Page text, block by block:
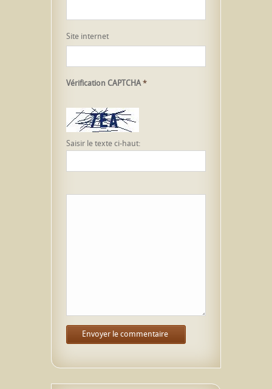
Site internet
Vérification CAPTCHA*
Saisir le texte ci-haut: